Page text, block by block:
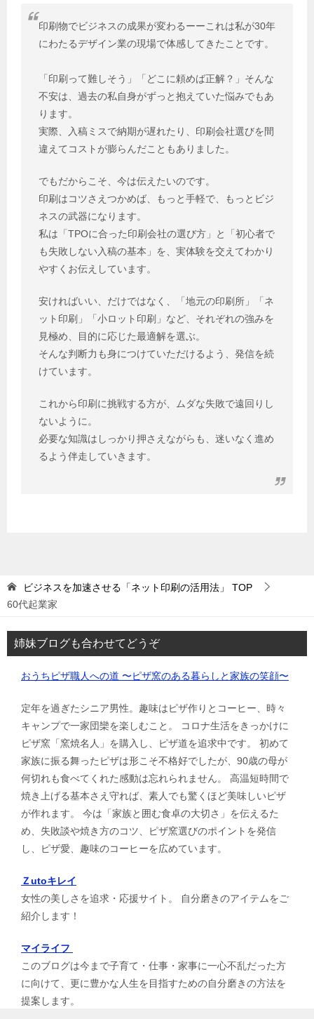
印刷物でビジネスの成果が変わるーーこれは私が30年
にわたるデザイン業の現場で体感してきたことです。
「印刷って難しそう」「どこに頼めば正解？」そんな
不安は、過去の私自身がずっと抱えていた悩みでもあ
ります。
実際、入稿ミスで納期が遅れたり、印刷会社選びを間
違えてコストが膨らんだこともありました。
でもだからこそ、今は伝えたいのです。
印刷はコツさえつかめば、もっと手軽で、もっとビジ
ネスの武器になります。
私は「TPOに合った印刷会社の選び方」と「初心者で
も失敗しない入稿の基本」を、実体験を交えてわかり
やすくお伝えしています。
安ければいい、だけではなく、「地元の印刷所」「ネ
ット印刷」「小ロット印刷」など、それぞれの強みを
見極め、目的に応じた最適解を選ぶ。
そんな判断力も身につけていただけるよう、発信を続
けています。
これから印刷に挑戦する方が、ムダな失敗で遠回りし
ないように。
必要な知識はしっかり押さえながらも、迷いなく進め
るよう伴走していきます。
ビジネスを加速させる「ネット印刷の活用法」
TOP
60代起業家
姉妹ブログも合わせてどうぞ
おうちピザ職人への道 〜ピザ窯のある暮らしと家族の笑顔〜
定年を過ぎたシニア男性。趣味はピザ作りとコーヒー、時々
キャンプで一家団欒を楽しむこと。 コロナ生活をきっかけに
ピザ窯「窯焼名人」を購入し、ピザ道を追求中です。 初めて
家族に振る舞ったピザは形こそ不格好でしたが、90歳の母が
何切れも食べてくれた感動は忘れられません。 高温短時間で
焼き上げる基本さえ守れば、素人でも驚くほど美味しいピザ
が作れます。 今は「家族と囲む食卓の大切さ」を伝えるた
め、失敗談や焼き方のコツ、ピザ窯選びのポイントを発信
し、ピザ愛、趣味のコーヒーを広めています。
Ｚutoキレイ
女性の美しさを追求・応援サイト。 自分磨きのアイテムをご
紹介します！
マイライフ
このブログは今まで子育て・仕事・家事に一心不乱だった方
に向けて、更に豊かな人生を目指すための自分磨きの方法を
提案します。